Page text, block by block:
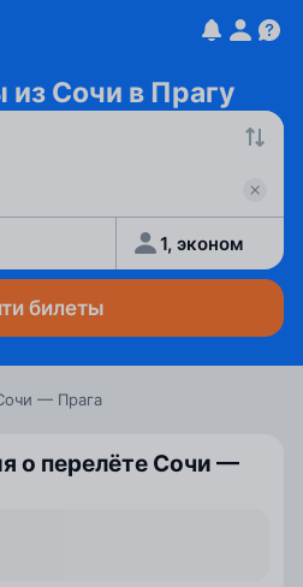
Сочи в Прагу
1, эконом
билеты
— Прага
о перелёте Сочи —